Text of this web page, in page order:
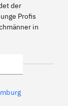
der
Profis
in